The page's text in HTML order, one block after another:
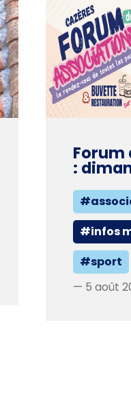
Forum
:
#infos
#sport
— 5 août